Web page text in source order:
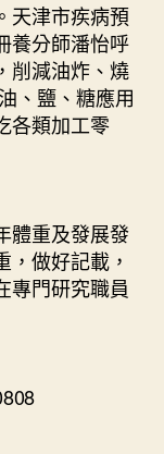
天津市疾病預
養分師潘怡呼
削減油炸、燒
油、鹽、糖應用
各類加工零
體重及發展發
做好記載，
專門研究職員